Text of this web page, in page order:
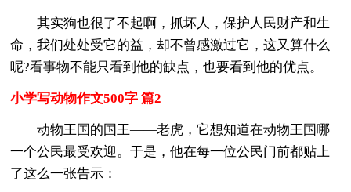
其实狗也很了不起啊，抓坏人，保护人民财产和生
命，我们处处受它的益，却不曾感激过它，这又算什么
呢?看事物不能只看到他的缺点，也要看到他的优点。
小学写动物作文500字 篇2
动物王国的国王——老虎，它想知道在动物王国哪
一个公民最受欢迎。于是，他在每一位公民门前都贴上
了这么一张告示：